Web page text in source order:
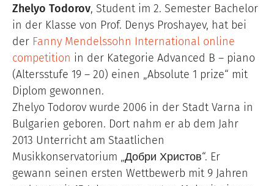
Zhelyo Todorov, Student im 2. Semester Bachelor
in der Klasse von Prof. Denys Proshayev, hat bei
der Fanny Mendelssohn International online
competition in der Kategorie Advanced B – piano
(Altersstufe 19 – 20) einen „Absolute 1 prize“ mit
Diplom gewonnen.
Zhelyo Todorov wurde 2006 in der Stadt Varna in
Bulgarien geboren. Dort nahm er ab dem Jahr
2013 Unterricht am Staatlichen
Musikkonservatorium „Добри Христов“. Er
gewann seinen ersten Wettbewerb mit 9 Jahren